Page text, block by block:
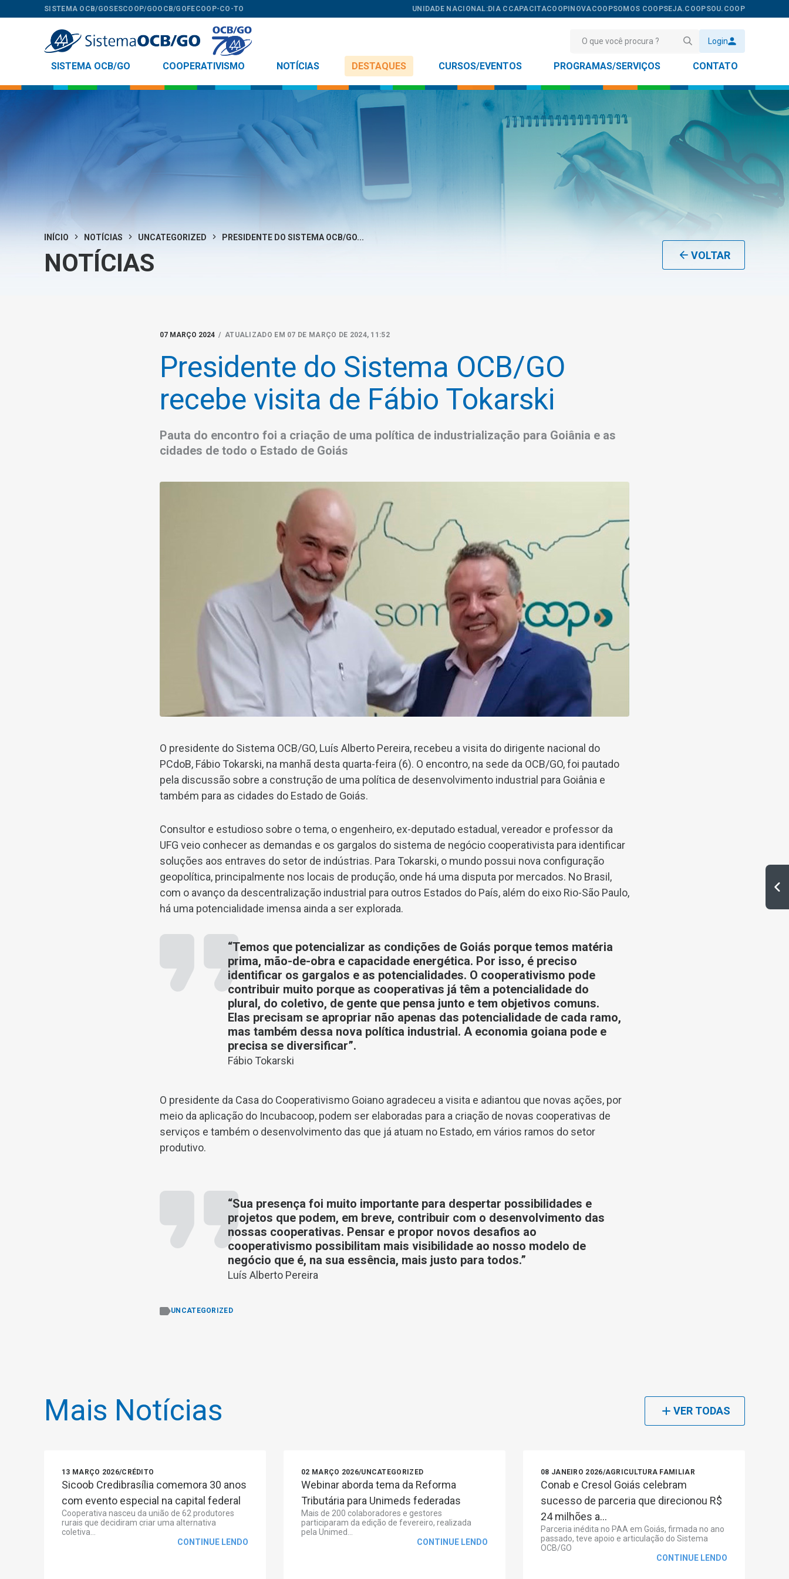
SISTEMA OCB/GOSESCOOP/GOOCB/GOFECOOP-CO-TO UNIDADE NACIONAL:DIA C CAPACITACOOPINOVACOOPSOMOS COOPSEJA.COOPSOU.COOP
Login
SISTEMA OCB/GO COOPERATIVISMO NOTÍCIAS DESTAQUES CURSOS/EVENTOS PROGRAMAS/SERVIÇOS CONTATO
INÍCIO NOTÍCIAS UNCATEGORIZED PRESIDENTE DO SISTEMA OCB/GO...
NOTÍCIAS VOLTAR
07 MARÇO 2024 / ATUALIZADO EM 07 DE MARÇO DE 2024, 11:52
Presidente do Sistema OCB/GO
recebe visita de Fábio Tokarski
Pauta do encontro foi a criação de uma política de industrialização para Goiânia e as
cidades de todo o Estado de Goiás
O presidente do Sistema OCB/GO, Luís Alberto Pereira, recebeu a visita do dirigente nacional do
PCdoB, Fábio Tokarski, na manhã desta quarta-feira (6). O encontro, na sede da OCB/GO, foi pautado
pela discussão sobre a construção de uma política de desenvolvimento industrial para Goiânia e
também para as cidades do Estado de Goiás.
Consultor e estudioso sobre o tema, o engenheiro, ex-deputado estadual, vereador e professor da
UFG veio conhecer as demandas e os gargalos do sistema de negócio cooperativista para identificar
soluções aos entraves do setor de indústrias. Para Tokarski, o mundo possui nova configuração
geopolítica, principalmente nos locais de produção, onde há uma disputa por mercados. No Brasil,
com o avanço da descentralização industrial para outros Estados do País, além do eixo Rio-São Paulo,
há uma potencialidade imensa ainda a ser explorada.
“Temos que potencializar as condições de Goiás porque temos matéria
prima, mão-de-obra e capacidade energética. Por isso, é preciso
identificar os gargalos e as potencialidades. O cooperativismo pode
contribuir muito porque as cooperativas já têm a potencialidade do
plural, do coletivo, de gente que pensa junto e tem objetivos comuns.
Elas precisam se apropriar não apenas das potencialidade de cada ramo,
mas também dessa nova política industrial. A economia goiana pode e
precisa se diversificar”.
Fábio Tokarski
O presidente da Casa do Cooperativismo Goiano agradeceu a visita e adiantou que novas ações, por
meio da aplicação do Incubacoop, podem ser elaboradas para a criação de novas cooperativas de
serviços e também o desenvolvimento das que já atuam no Estado, em vários ramos do setor
produtivo.
“Sua presença foi muito importante para despertar possibilidades e
projetos que podem, em breve, contribuir com o desenvolvimento das
nossas cooperativas. Pensar e propor novos desafios ao
cooperativismo possibilitam mais visibilidade ao nosso modelo de
negócio que é, na sua essência, mais justo para todos.”
Luís Alberto Pereira
UNCATEGORIZED
Mais Notícias VER TODAS
13 MARÇO 2026/CRÉDITO
Sicoob Credibrasília comemora 30 anos
com evento especial na capital federal
Cooperativa nasceu da união de 62 produtores
rurais que decidiram criar uma alternativa
coletiva...
CONTINUE LENDO
02 MARÇO 2026/UNCATEGORIZED
Webinar aborda tema da Reforma
Tributária para Unimeds federadas
Mais de 200 colaboradores e gestores
participaram da edição de fevereiro, realizada
pela Unimed...
CONTINUE LENDO
08 JANEIRO 2026/AGRICULTURA FAMILIAR
Conab e Cresol Goiás celebram
sucesso de parceria que direcionou R$
24 milhões a...
Parceria inédita no PAA em Goiás, firmada no ano
passado, teve apoio e articulação do Sistema
OCB/GO
CONTINUE LENDO